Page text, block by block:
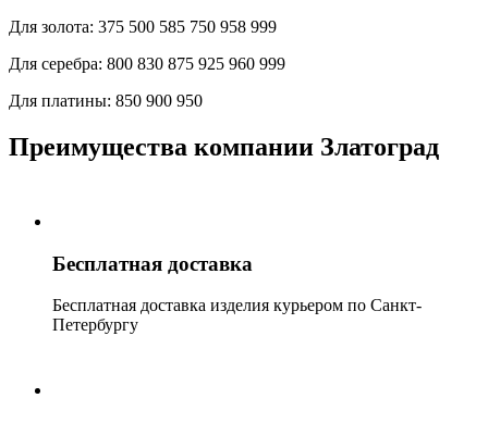
Для золота: 375 500 585 750 958 999
Для серебра: 800 830 875 925 960 999
Для платины: 850 900 950
Преимущества компании Златоград
Бесплатная доставка
Бесплатная доставка изделия курьером по Санкт-
Петербургу